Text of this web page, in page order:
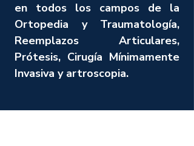
en todos los campos de la
Ortopedia y Traumatología,
Reemplazos Articulares,
Prótesis, Cirugía Mínimamente
Invasiva y artroscopia.